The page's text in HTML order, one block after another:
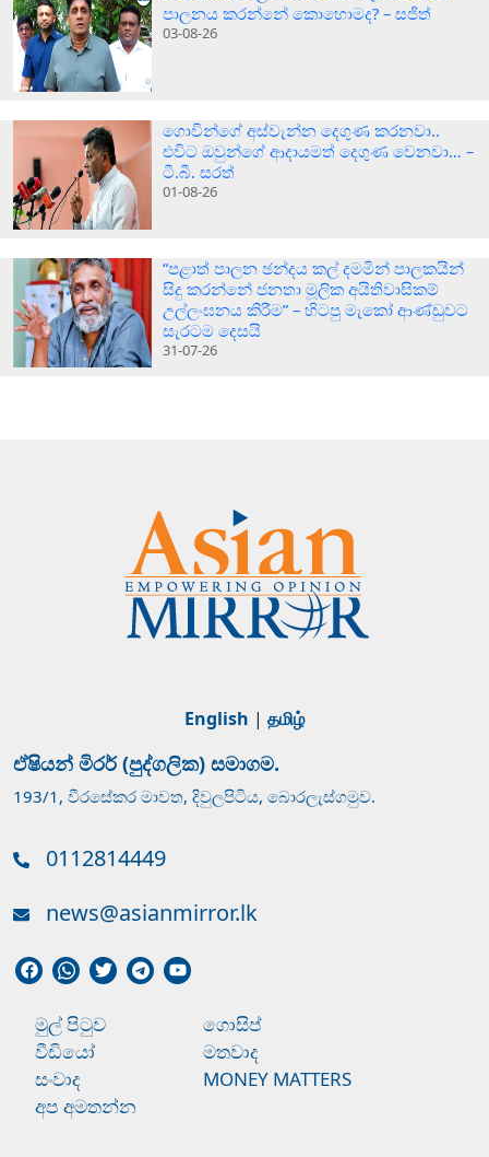
පාලනය කරන්නේ කොහොමද? – සජිත්
03-08-26
ගොවින්ගේ අස්වැන්න දෙගුණ කරනවා..
එවිට ඔවුන්ගේ ආදායමත් දෙගුණ වෙනවා… –
ටී.බී. සරත්
01-08-26
“පළාත් පාලන ඡන්දය කල් දමමින් පාලකයින්
සිදු කරන්නේ ජනතා මූලික අයිතිවාසිකම්
උල්ලංඝනය කිරීම” – හිටපු මැකෝ ආණ්ඩුවට
සැරටම දෙසයි
31-07-26
English | தமிழ்
ඒෂියන් මිරර් (පුද්ගලික) සමාගම.
193/1, වීරසේකර මාවත, දිවුලපිටිය, බොරලැස්ගමුව.
0112814449
news@asianmirror.lk
මුල් පිටුව
ගොසිප්
වීඩියෝ
මතවාද
සංවාද
MONEY MATTERS
අප අමතන්න